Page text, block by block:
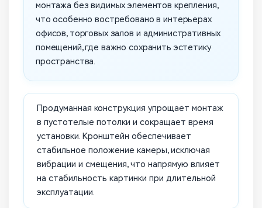
монтажа без видимых элементов крепления,
что особенно востребовано в интерьерах
офисов, торговых залов и административных
помещений, где важно сохранить эстетику
пространства.
Продуманная конструкция упрощает монтаж
в пустотелые потолки и сокращает время
установки. Кронштейн обеспечивает
стабильное положение камеры, исключая
вибрации и смещения, что напрямую влияет
на стабильность картинки при длительной
эксплуатации.